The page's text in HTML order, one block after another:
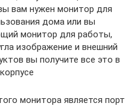
вам нужен монитор для
дома или вы
монитор для работы,
изображение и внешний
вы получите все это в
монитора является порт